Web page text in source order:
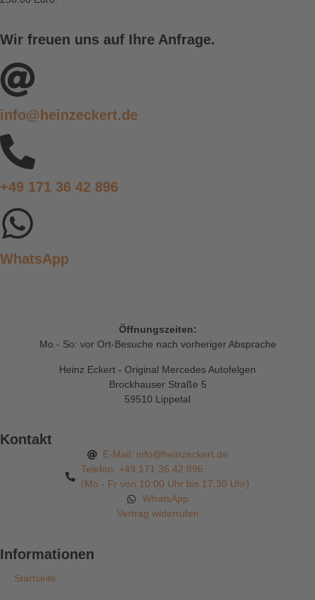
Wir freuen uns auf Ihre Anfrage.
info@heinzeckert.de
+49 171 36 42 896
WhatsApp
Öffnungszeiten:
Mo - So: vor Ort-Besuche nach vorheriger Absprache
Heinz Eckert - Original Mercedes Autofelgen
Brockhauser Straße 5
59510 Lippetal
Kontakt
E-Mail: info@heinzeckert.de
Telefon: +49 171 36 42 896
(Mo - Fr von 10:00 Uhr bis 17:30 Uhr)
WhatsApp
Vertrag widerrufen
Informationen
Startseite